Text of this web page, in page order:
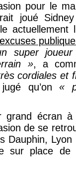
pour le
joué
actuellement
excuses
super
», a
cordiales et
jugé qu’on«
écran
de se
Dauphin,
sur place de